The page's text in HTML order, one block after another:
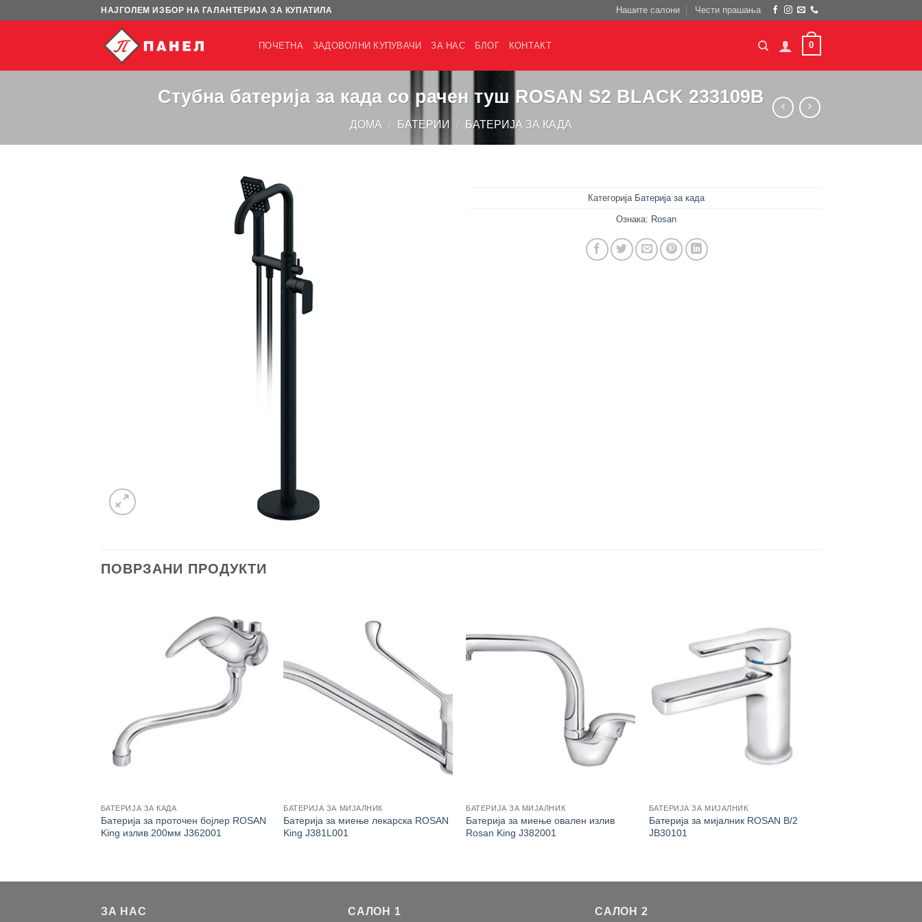
НАЈГОЛЕМ ИЗБОР НА ГАЛАНТЕРИЈА ЗА КУПАТИЛА Нашите салони Чести прашања
ПОЧЕТНА ЗАДОВОЛНИ КУПУВАЧИ ЗА НАС БЛОГ КОНТАКТ 0
Стубна батерија за када со рачен туш ROSAN S2 BLACK 233109B
ДОМА / БАТЕРИИ / БАТЕРИЈА ЗА КАДА
Категорија Батерија за када
Ознака: Rosan
ПОВРЗАНИ ПРОДУКТИ
БАТЕРИЈА ЗА КАДА
Батерија за проточен бојлер ROSAN
King излив 200мм J362001
БАТЕРИЈА ЗА МИЈАЛНИК
Батерија за миење лекарска ROSAN
King J381L001
БАТЕРИЈА ЗА МИЈАЛНИК
Батерија за миење овален излив
Rosan King J382001
БАТЕРИЈА ЗА МИЈАЛНИК
Батерија за мијалник ROSAN B/2
JB30101
ЗА НАС САЛОН 1 САЛОН 2